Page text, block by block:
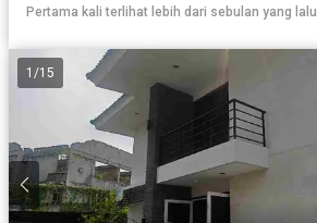
Pertama kali terlihat lebih dari sebulan yang lalu
1 /15